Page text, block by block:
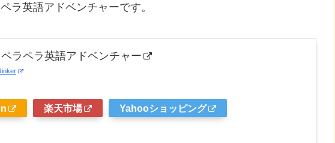
英語アドベンチャーです。
ラペラ英語アドベンチャー
楽天市場 Yahooショッピング